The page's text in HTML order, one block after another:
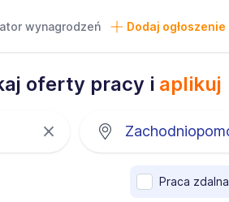
wynagrodzeń Dodaj ogłoszenie
oferty pracy i aplikuj
Praca zdalna